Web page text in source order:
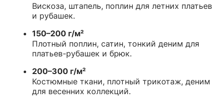
Вискоза, штапель, поплин для летних платьев
и рубашек.
150–200 г/м²
Плотный поплин, сатин, тонкий деним для
платьев-рубашек и брюк.
200–300 г/м²
Костюмные ткани, плотный трикотаж, деним
для весенних коллекций.